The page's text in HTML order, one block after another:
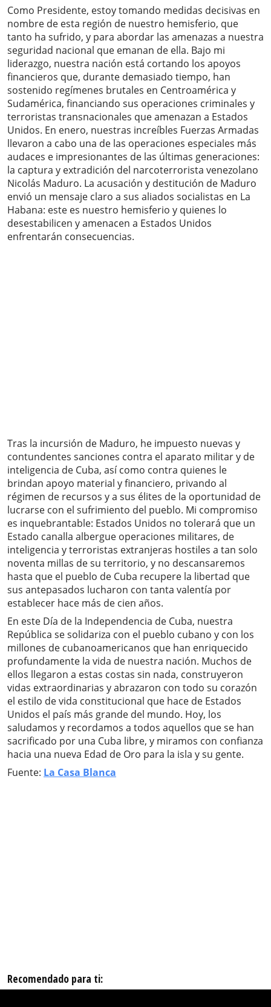
Como Presidente, estoy tomando medidas decisivas en
nombre de esta región de nuestro hemisferio, que
tanto ha sufrido, y para abordar las amenazas a nuestra
seguridad nacional que emanan de ella. Bajo mi
liderazgo, nuestra nación está cortando los apoyos
financieros que, durante demasiado tiempo, han
sostenido regímenes brutales en Centroamérica y
Sudamérica, financiando sus operaciones criminales y
terroristas transnacionales que amenazan a Estados
Unidos. En enero, nuestras increíbles Fuerzas Armadas
llevaron a cabo una de las operaciones especiales más
audaces e impresionantes de las últimas generaciones:
la captura y extradición del narcoterrorista venezolano
Nicolás Maduro. La acusación y destitución de Maduro
envió un mensaje claro a sus aliados socialistas en La
Habana: este es nuestro hemisferio y quienes lo
desestabilicen y amenacen a Estados Unidos
enfrentarán consecuencias.
Tras la incursión de Maduro, he impuesto nuevas y
contundentes sanciones contra el aparato militar y de
inteligencia de Cuba, así como contra quienes le
brindan apoyo material y financiero, privando al
régimen de recursos y a sus élites de la oportunidad de
lucrarse con el sufrimiento del pueblo. Mi compromiso
es inquebrantable: Estados Unidos no tolerará que un
Estado canalla albergue operaciones militares, de
inteligencia y terroristas extranjeras hostiles a tan solo
noventa millas de su territorio, y no descansaremos
hasta que el pueblo de Cuba recupere la libertad que
sus antepasados ​​lucharon con tanta valentía por
establecer hace más de cien años.
En este Día de la Independencia de Cuba, nuestra
República se solidariza con el pueblo cubano y con los
millones de cubanoamericanos que han enriquecido
profundamente la vida de nuestra nación. Muchos de
ellos llegaron a estas costas sin nada, construyeron
vidas extraordinarias y abrazaron con todo su corazón
el estilo de vida constitucional que hace de Estados
Unidos el país más grande del mundo. Hoy, los
saludamos y recordamos a todos aquellos que se han
sacrificado por una Cuba libre, y miramos con confianza
hacia una nueva Edad de Oro para la isla y su gente.
Fuente: La Casa Blanca
Recomendado para ti: